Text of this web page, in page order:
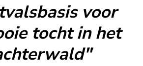
voor
tocht in het